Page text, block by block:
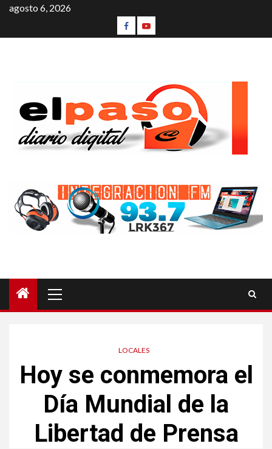
agosto 6, 2026
LOCALES
Hoy se conmemora el
Día Mundial de la
Libertad de Prensa